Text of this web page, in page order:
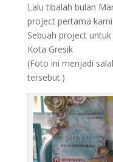
Lalu tibalah bulan
project pertama
Sebuah project
Kota Gresik
(Foto ini menjadi
tersebut.)